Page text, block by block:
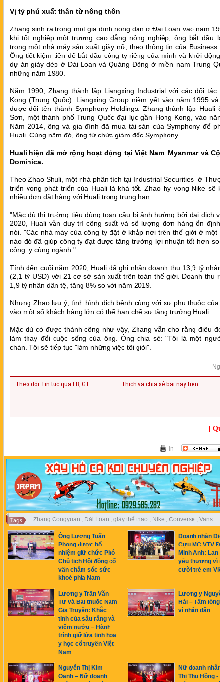
Vị tỷ phú xuất thân từ nông thôn
‎Zhang sinh ra trong một gia đình nông dân ở Đài Loan vào năm
khi tốt nghiệp một trường cao đẳng nông nghiệp, ông bắt đầu
trong một nhà máy sản xuất giày nữ, theo thông tin của Business
Ông tiết kiệm tiền để bắt đầu công ty riêng của mình và khởi
dự án giày dép ở Đài Loan và Quảng Đông ở miền nam Trung
những năm 1980.‎
‎Năm 1990, Zhang thành lập Liangxing Industrial với các đối tác
Kong (Trung Quốc). Liangxing Group niêm yết vào năm 1995
được đổi tên thành Symphony Holdings. Zhang thành lập Huali
Sơn, một thành phố Trung Quốc đại lục gần Hong Kong, vào
Năm 2014, ông và gia đình đã mua tài sản của Symphony để
Huali. Cùng năm đó, ông từ chức giám đốc Symphony.
‎Huali hiện đã mở rộng hoạt động tại Việt Nam, Myanmar và
Dominica.‎
‎Theo Zhao Shuli, một nhà phân tích tại Industrial Securities ở
triển vọng phát triển của Huali là khá tốt. Zhao hy vọng Nike sẽ
nhiều đơn đặt hàng với Huali trong trung hạn.‎
‎"Mặc dù thị trường tiêu dùng toàn cầu bị ảnh hưởng bởi đại dịch
2020, Huali vẫn duy trì công suất và số lượng đơn hàng ổn
nói. "Các nhà máy của công ty đặt ở khắp nơi trên thế giới ở một
nào đó đã giúp công ty đạt được tăng trưởng lợi nhuận tốt hơn
công ty cùng ngành."‎
‎Tính đến cuối năm 2020, Huali đã ghi nhận doanh thu 13,9 tỷ
(2,1 tỷ USD) với 21 cơ sở sản xuất trên toàn thế giới. Doanh thu
1,9 tỷ nhân dân tệ, tăng 8% so với năm 2019.‎
‎Nhưng Zhao lưu ý, tình hình dịch bệnh cùng với sự phụ thuộc của
vào một số khách hàng lớn có thể hạn chế sự tăng trưởng Huali.‎
Mặc dù có được thành công như vậy, Zhang vẫn cho rằng điều
làm thay đổi cuộc sống của ông. Ông chia sẻ: "Tôi là một
chán. Tôi sẽ tiếp tục "làm những việc tôi giỏi".‎
Theo dõi Tin tức qua FB, G+: Thích và chia sẻ bài này trên:
[
In
Zhang Congyuan , Đài Loan , giày thể thao , Nike , Converse , Vans
Ông Lương Tuấn
Phong được bổ
nhiệm giữ chức Phó
Chủ tịch Hội đồng cố
vấn chăm sóc sức
khoẻ phía Nam
Doanh nhân
Cựu MC VTV
Minh Anh: Lan
yêu thương vì
cười trẻ em
Lương y Trần Văn
Tư và Bài thuốc Nam
Gia Truyền: Khắc
tinh của sâu răng và
viêm nướu – Hành
trình giữ lửa tinh hoa
y học cổ truyền Việt
Nam
Lương y
Hải – Tấm
vì nhân dân
Nguyễn Thị Kim
Oanh – Nữ doanh
Nữ doanh
Thị Thu Hồng -